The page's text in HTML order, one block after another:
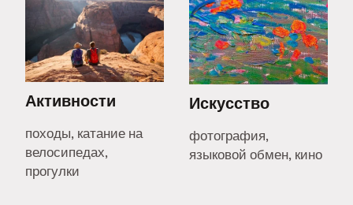
Активности
походы, катание на
велосипедах,
прогулки
Искусство
фотография,
языковой обмен, кино